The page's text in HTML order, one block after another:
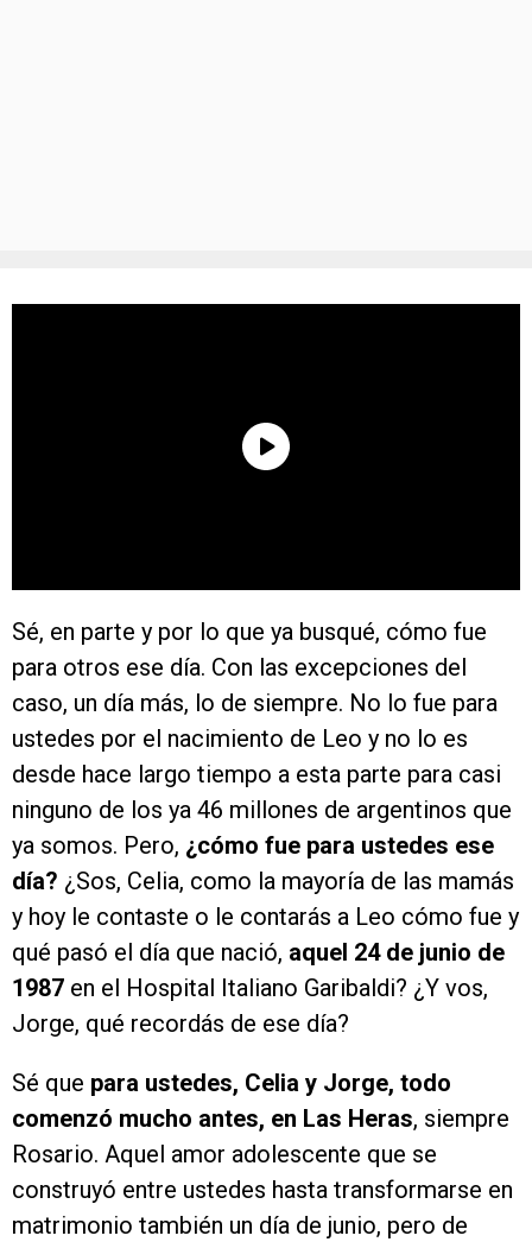
Sé, en parte y por lo que ya busqué, cómo fue
para otros ese día. Con las excepciones del
caso, un día más, lo de siempre. No lo fue para
ustedes por el nacimiento de Leo y no lo es
desde hace largo tiempo a esta parte para casi
ninguno de los ya 46 millones de argentinos que
ya somos. Pero, ¿cómo fue para ustedes ese
día? ¿Sos, Celia, como la mayoría de las mamás
y hoy le contaste o le contarás a Leo cómo fue y
qué pasó el día que nació, aquel 24 de junio de
1987 en el Hospital Italiano Garibaldi? ¿Y vos,
Jorge, qué recordás de ese día?
Sé que para ustedes, Celia y Jorge, todo
comenzó mucho antes, en Las Heras, siempre
Rosario. Aquel amor adolescente que se
construyó entre ustedes hasta transformarse en
matrimonio también un día de junio, pero de